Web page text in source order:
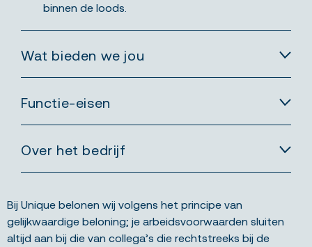
binnen de loods.
Wat bieden we jou
Functie-eisen
Over het bedrijf
Bij Unique belonen wij volgens het principe van
gelijkwaardige beloning; je arbeidsvoorwaarden sluiten
altijd aan bij die van collega’s die rechtstreeks bij de